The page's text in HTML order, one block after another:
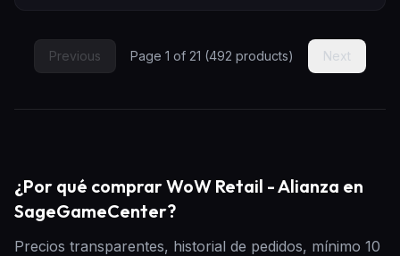
Previous Page 1 of 21 (492 products) Next
¿Por qué comprar WoW Retail - Alianza en
SageGameCenter?
Precios transparentes, historial de pedidos, mínimo 10